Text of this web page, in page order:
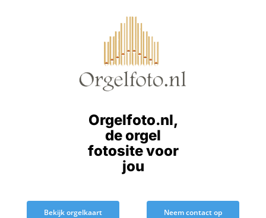
Orgelfoto.nl,
de orgel
fotosite voor
jou
Bekijk orgelkaart Neem contact op